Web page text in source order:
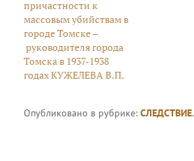
причастности к
массовым убийствам в
городе Томске –
руководителя города
Томска в 1937-1938
годах КУЖЕЛЕВА В.П.
Опубликовано в рубрике:СЛЕДСТВИЕ.